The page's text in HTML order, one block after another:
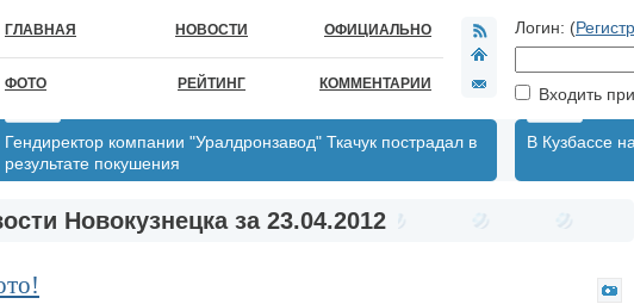
ГЛАВНАЯ НОВОСТИ ОФИЦИАЛЬНО
ФОТО РЕЙТИНГ КОММЕНТАРИИ
Логин: (
Входить
Гендиректор компании "Уралдронзавод" Ткачук пострадал в
результате покушения
В Кузбассе
Новокузнецка за 23.04.2012